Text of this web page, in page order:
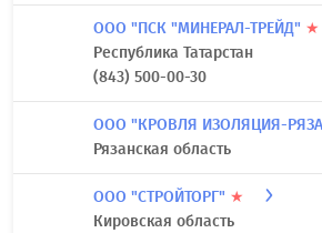
ООО "ПСК "МИНЕРАЛ-ТРЕЙД" ★
Республика Татарстан
(843) 500-00-30
ООО "КРОВЛЯ ИЗОЛЯЦИЯ-
Рязанская область
ООО "СТРОЙТОРГ" ★
Кировская область